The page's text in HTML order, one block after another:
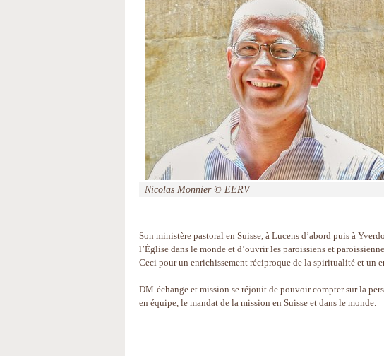
Nicolas Monnier © EERV
Son ministère pastoral en Suisse, à Lucens d’abord puis à
l’Église dans le monde et d’ouvrir les paroissiens et
Ceci pour un enrichissement réciproque de la spiritualité et un
DM-échange et mission se réjouit de pouvoir compter sur la
en équipe, le mandat de la mission en Suisse et dans le monde.